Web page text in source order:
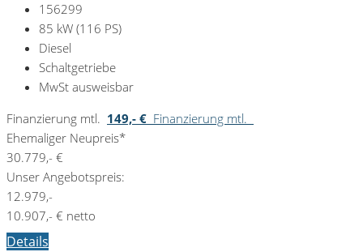
156299
85 kW (116 PS)
Diesel
Schaltgetriebe
MwSt ausweisbar
Finanzierung mtl. 149,- € Finanzierung mtl.
Ehemaliger Neupreis*
30.779,- €
Unser Angebotspreis:
12.979,-
10.907,- € netto
Details